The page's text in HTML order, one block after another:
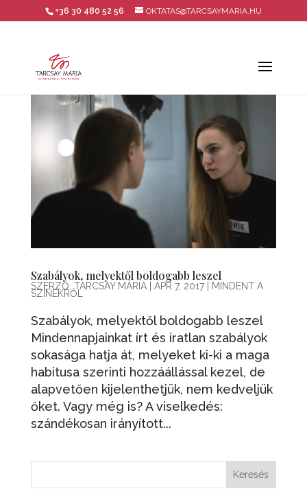
+36 30 480 52 56 OKTATAS@TARCSAYMARIA.HU
Szabályok, melyektől boldogabb leszel
SZERZŐ:TARCSAY MÁRIA| ÁPR 7, 2017| MINDENT A
SZÍNEKRŐL
Szabályok, melyektől boldogabb leszel
Mindennapjainkat írt és íratlan szabályok
sokasága hatja át, melyeket ki-ki a maga
habitusa szerinti hozzáállással kezel, de
alapvetően kijelenthetjük, nem kedveljük
őket. Vagy még is? A viselkedés:
szándékosan irányított...